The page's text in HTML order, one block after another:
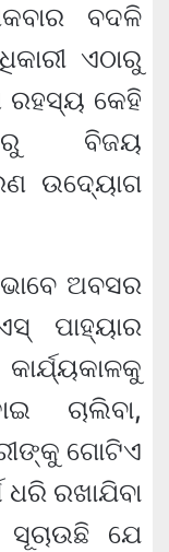
ବଦଳି
ଏଠାରୁ
ରହସ୍ୟ କେହି
ବିଜୟ
ଉଦ୍ୟୋଗ
ଅବସର
ପାହ୍ୟାର
ଚାଲିବା,
ଗୋଟିଏ
ଧରି ରଖାଯିବା
ଯେ